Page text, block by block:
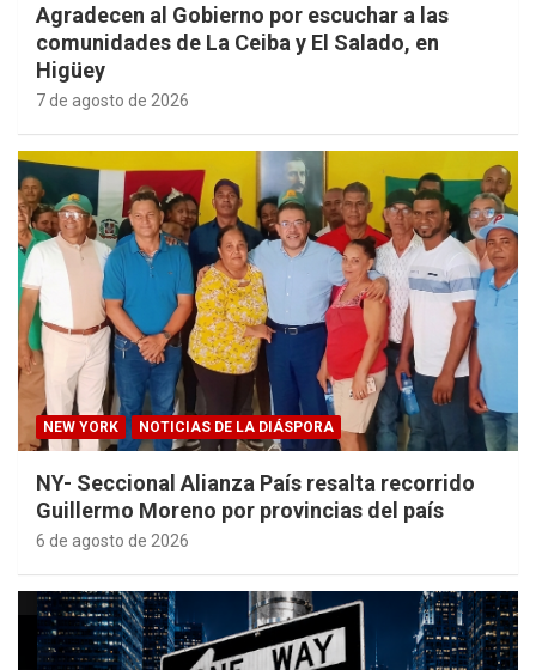
Agradecen al Gobierno por escuchar a las
comunidades de La Ceiba y El Salado, en
Higüey
7 de agosto de 2026
NEW YORK NOTICIAS DE LA DIÁSPORA
NY- Seccional Alianza País resalta recorrido
Guillermo Moreno por provincias del país
6 de agosto de 2026